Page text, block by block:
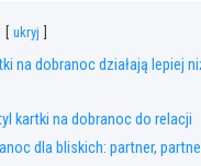
ukryj
na dobranoc działają lepiej
kartki na dobranoc do relacji
dla bliskich: partner,